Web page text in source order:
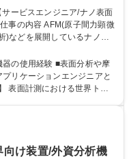
)などを展開しているナノ表
務をお任せします。英語力
・トラブルシューティング
グレードのプロモーション
の使用経験 ■表面分析や摩
リケーションエンジニアと
ー／メカニカル特性試験装
の販売・アフターサービス
学力：英語 資格：
向け装置/外資分析機